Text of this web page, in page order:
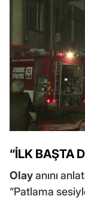
“İLK BAŞTA
Olayanını
“Patlama